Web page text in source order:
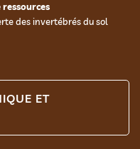
des invertébrés du sol
ET